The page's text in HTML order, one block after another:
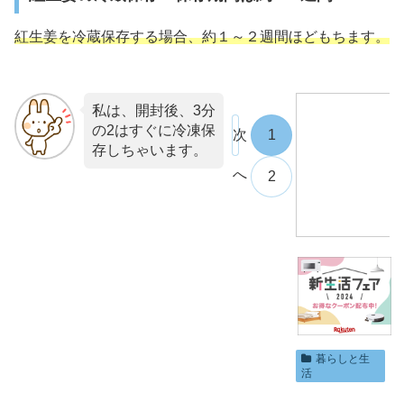
紅生姜を冷蔵保存する場合、約１～２週間ほどもちます。
私は、開封後、3分
の2はすぐに冷凍保
存しちゃいます。
次
へ
1
2
暮らしと生
活